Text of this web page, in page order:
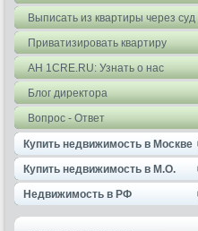
Выписать из квартиры через суд
Приватизировать квартиру
АН 1CRE.RU: Узнать о нас
Блог директора
Вопрос - Ответ
Купить недвижимость в Москве
Купить недвижимость в М.О.
Недвижимость в РФ